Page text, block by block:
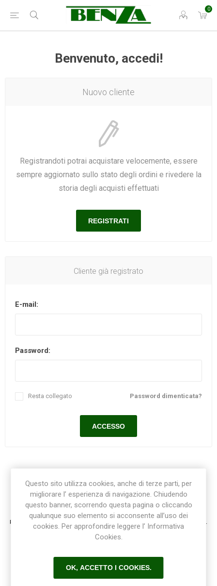
0
Benvenuto, accedi!
Nuovo cliente
Registrandoti potrai acquistare velocemente, essere
sempre aggiornato sullo stato degli ordini e rivedere la
storia degli acquisti effettuati
Cliente già registrato
E-mail:
Password:
Password dimenticata?
Resta collegato
Registrazione / Login
Registrati e accedi al sito per ottenere l'esperienza migliore e ottenere tutti i vantaggi.
Questo sito utilizza cookies, anche di terze parti, per
migliorare l’ esperienza di navigazione. Chiudendo
questo banner, scorrendo questa pagina o cliccando
qualunque suo elemento si acconsente all’uso dei
cookies. Per approfondire leggere l’ Informativa
Cookies.
OK, ACCETTO I COOKIES.